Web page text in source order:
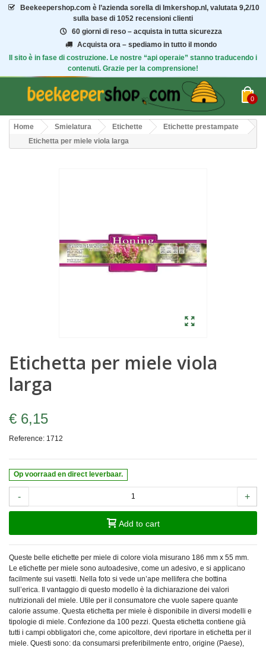
Beekeepershop.com è l’azienda sorella di Imkershop.nl, valutata 9,2/10
sulla base di 1052 recensioni clienti
60 giorni di reso – acquista in tutta sicurezza
Acquista ora – spediamo in tutto il mondo
Il sito è in fase di costruzione. Le nostre “api operaie” stanno traducendo i
contenuti. Grazie per la comprensione!
0
Home Smielatura Etichette
Etichette prestampate
Etichetta per miele viola larga
Etichetta per miele viola
larga
€ 6,15
Reference: 1712
Op voorraad en direct leverbaar.
- +
Add to cart
Queste belle etichette per miele di colore viola misurano 186 mm x 55 mm.
Le etichette per miele sono autoadesive, come un adesivo, e si applicano
facilmente sui vasetti. Nella foto si vede un’ape mellifera che bottina
sull’erica. Il vantaggio di questo modello è la dichiarazione dei valori
nutrizionali del miele. Utile per il consumatore che vuole sapere quante
calorie assume. Questa etichetta per miele è disponibile in diversi modelli e
tipologie di miele. Confezione da 100 pezzi. Questa etichetta contiene già
tutti i campi obbligatori che, come apicoltore, devi riportare in etichetta per il
miele. Questi sono: da consumarsi preferibilmente entro, origine (Paese),